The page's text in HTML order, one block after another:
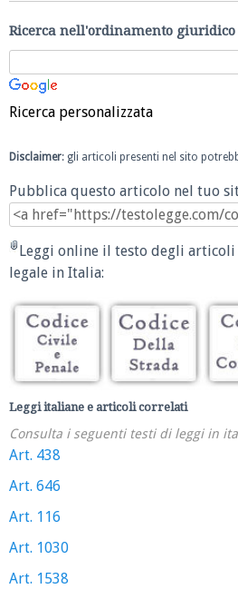
Ricerca nell'ordinamento giuridico
Ricerca personalizzata
Disclaimer: gli articoli presenti nel sito
Pubblica questo articolo nel tuo
Leggi online il testo degli
legale in Italia:
Leggi italiane e articoli correlati
Consulta i seguenti testi di leggi in
Art. 438
Art. 646
Art. 116
Art. 1030
Art. 1538